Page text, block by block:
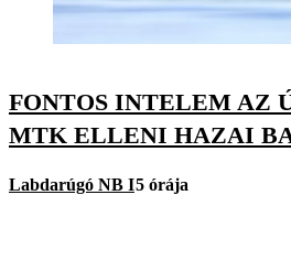
FONTOS INTELEM AZ
MTK ELLENI HAZAI
Labdarúgó NB I5 órája